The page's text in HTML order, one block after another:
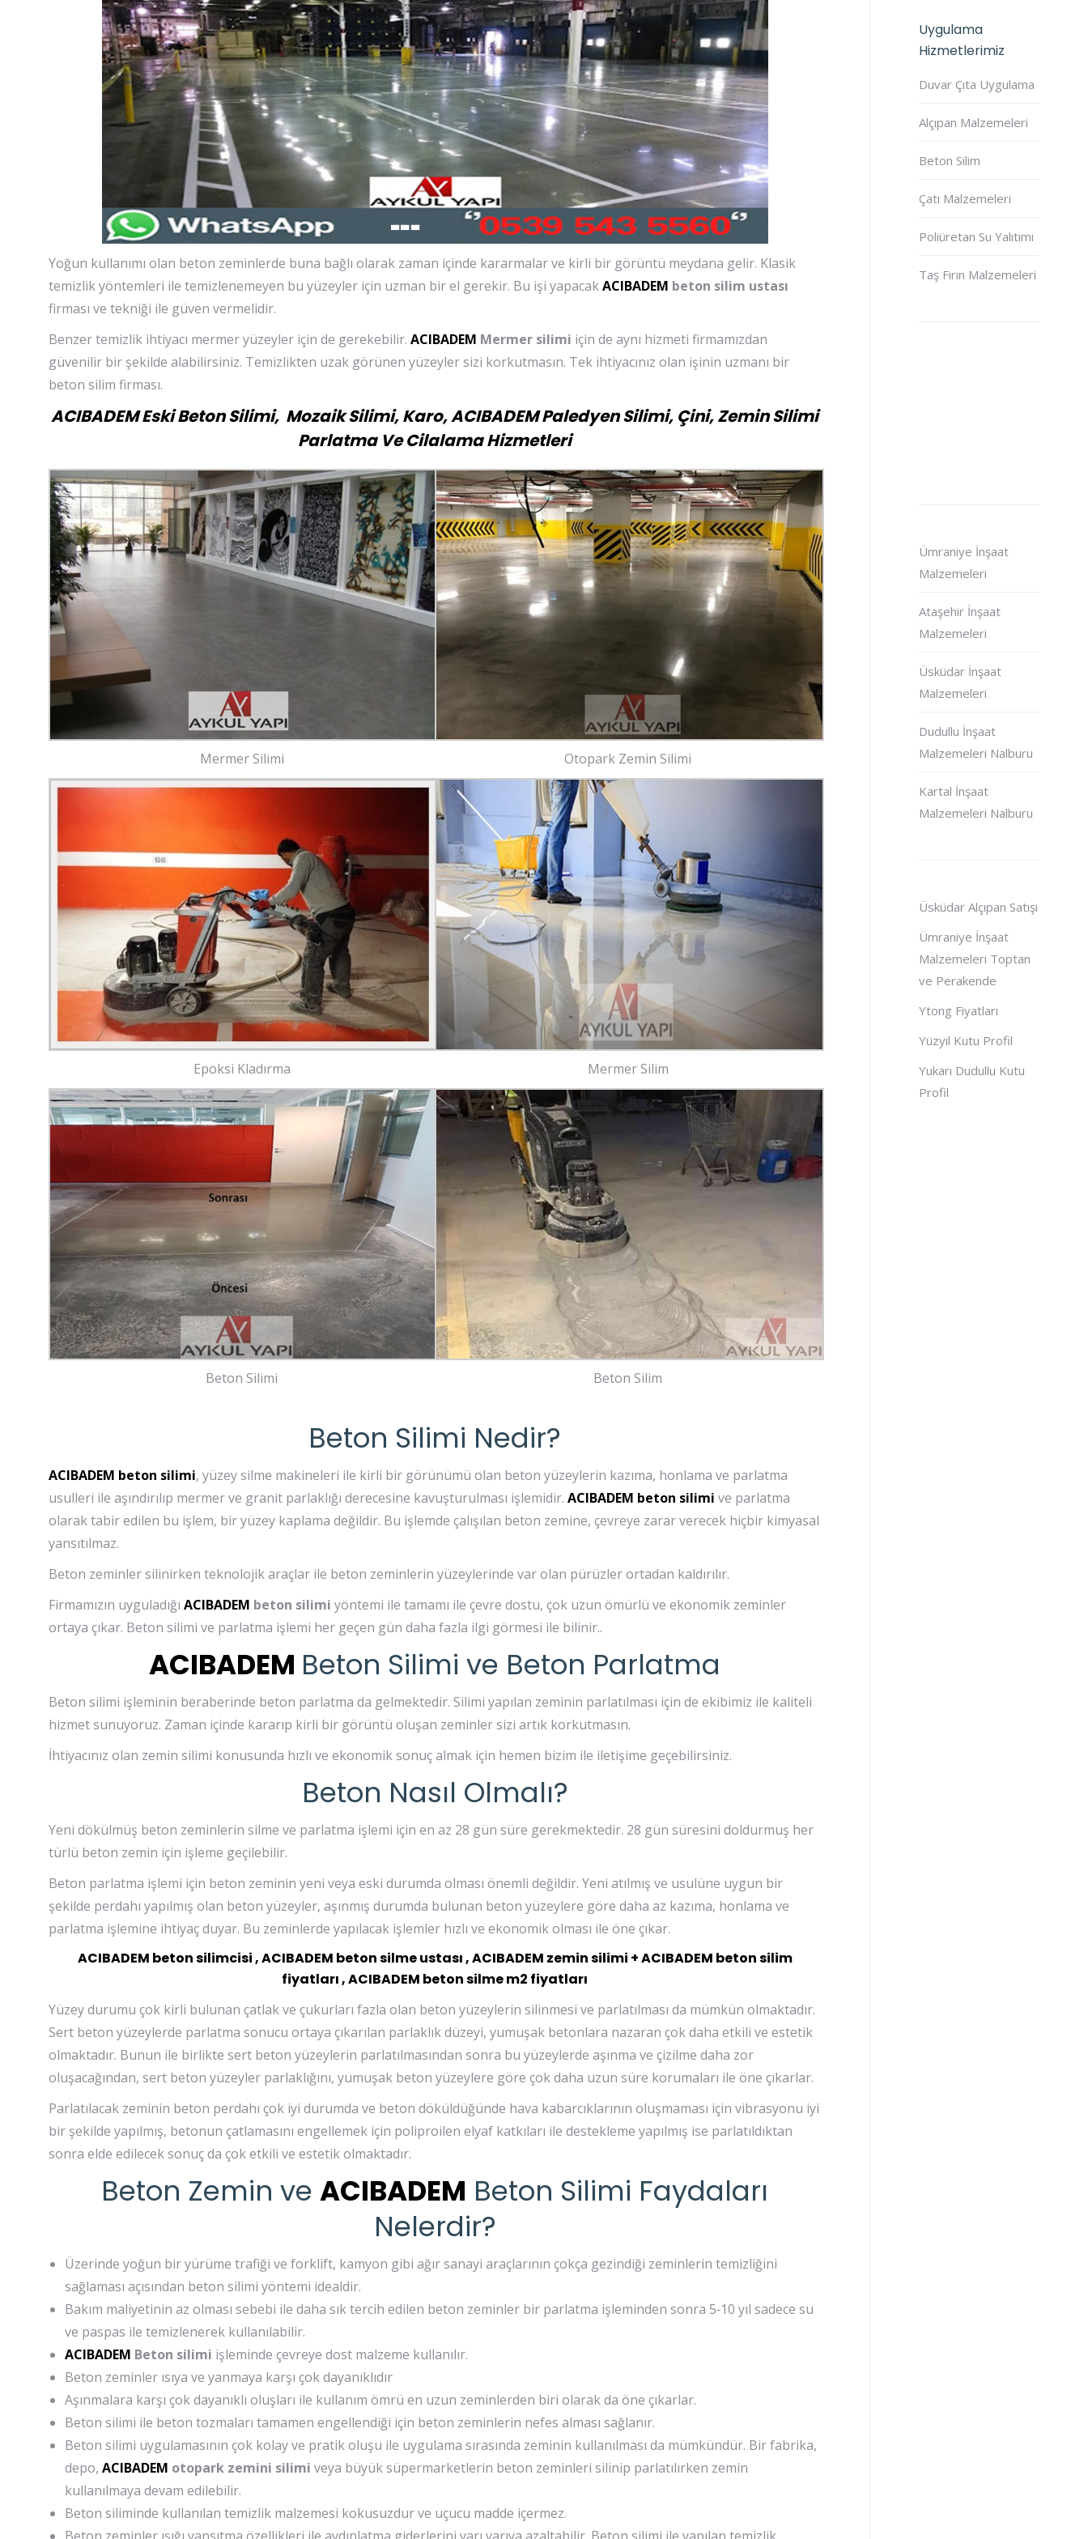
Yoğun kullanımı olan beton zeminlerde buna bağlı olarak zaman içinde kararmalar ve kirli bir görüntü meydana gelir. Klasik
temizlik yöntemleri ile temizlenemeyen bu yüzeyler için uzman bir el gerekir. Bu işi yapacakACIBADEM beton silim ustası
firması ve tekniği ile güven vermelidir.
Benzer temizlik ihtiyacı mermer yüzeyler için de gerekebilir. ACIBADEM Mermer silimi için de aynı hizmeti firmamızdan
güvenilir bir şekilde alabilirsiniz. Temizlikten uzak görünen yüzeyler sizi korkutmasın. Tek ihtiyacınız olan işinin uzmanı bir
beton silim firması.
ACIBADEM Eski Beton Silimi, Mozaik Silimi, Karo, ACIBADEM Paledyen Silimi, Çini, Zemin Silimi
Parlatma Ve Cilalama Hizmetleri
Mermer Silimi Otopark Zemin Silimi
Epoksi Kladırma Mermer Silim
Beton Silimi Beton Silim
Beton Silimi Nedir?
ACIBADEM beton silimi, yüzey silme makineleri ile kirli bir görünümü olan beton yüzeylerin kazıma, honlama ve parlatma
usulleri ile aşındırılıp mermer ve granit parlaklığı derecesine kavuşturulması işlemidir. ACIBADEM beton silimi ve parlatma
olarak tabir edilen bu işlem, bir yüzey kaplama değildir. Bu işlemde çalışılan beton zemine, çevreye zarar verecek hiçbir kimyasal
yansıtılmaz.
Beton zeminler silinirken teknolojik araçlar ile beton zeminlerin yüzeylerinde var olan pürüzler ortadan kaldırılır.
Firmamızın uyguladığı ACIBADEM beton silimi yöntemi ile tamamı ile çevre dostu, çok uzun ömürlü ve ekonomik zeminler
ortaya çıkar. Beton silimi ve parlatma işlemi her geçen gün daha fazla ilgi görmesi ile bilinir..
ACIBADEM Beton Silimi ve Beton Parlatma
Beton silimi işleminin beraberinde beton parlatma da gelmektedir. Silimi yapılan zeminin parlatılması için de ekibimiz ile kaliteli
hizmet sunuyoruz. Zaman içinde kararıp kirli bir görüntü oluşan zeminler sizi artık korkutmasın.
İhtiyacınız olan zemin silimi konusunda hızlı ve ekonomik sonuç almak için hemen bizim ile iletişime geçebilirsiniz.
Beton Nasıl Olmalı?
Yeni dökülmüş beton zeminlerin silme ve parlatma işlemi için en az 28 gün süre gerekmektedir. 28 gün süresini doldurmuş her
türlü beton zemin için işleme geçilebilir.
Beton parlatma işlemi için beton zeminin yeni veya eski durumda olması önemli değildir. Yeni atılmış ve usulüne uygun bir
şekilde perdahı yapılmış olan beton yüzeyler, aşınmış durumda bulunan beton yüzeylere göre daha az kazıma, honlama ve
parlatma işlemine ihtiyaç duyar. Bu zeminlerde yapılacak işlemler hızlı ve ekonomik olması ile öne çıkar.
ACIBADEM beton silimcisi , ACIBADEM beton silme ustası , ACIBADEM zemin silimi + ACIBADEM beton silim
fiyatları , ACIBADEM beton silme m2 fiyatları
Yüzey durumu çok kirli bulunan çatlak ve çukurları fazla olan beton yüzeylerin silinmesi ve parlatılması da mümkün olmaktadır.
Sert beton yüzeylerde parlatma sonucu ortaya çıkarılan parlaklık düzeyi, yumuşak betonlara nazaran çok daha etkili ve estetik
olmaktadır. Bunun ile birlikte sert beton yüzeylerin parlatılmasından sonra bu yüzeylerde aşınma ve çizilme daha zor
oluşacağından, sert beton yüzeyler parlaklığını, yumuşak beton yüzeylere göre çok daha uzun süre korumaları ile öne çıkarlar.
Parlatılacak zeminin beton perdahı çok iyi durumda ve beton döküldüğünde hava kabarcıklarının oluşmaması için vibrasyonu iyi
bir şekilde yapılmış, betonun çatlamasını engellemek için poliproilen elyaf katkıları ile destekleme yapılmış ise parlatıldıktan
sonra elde edilecek sonuç da çok etkili ve estetik olmaktadır.
Beton Zemin ve ACIBADEM Beton Silimi Faydaları
Nelerdir?
Üzerinde yoğun bir yürüme trafiği ve forklift, kamyon gibi ağır sanayi araçlarının çokça gezindiği zeminlerin temizliğini
sağlaması açısından beton silimi yöntemi idealdir.
Bakım maliyetinin az olması sebebi ile daha sık tercih edilen beton zeminler bir parlatma işleminden sonra 5‐10 yıl sadece su
ve paspas ile temizlenerek kullanılabilir.
ACIBADEM Beton silimi işleminde çevreye dost malzeme kullanılır.
Beton zeminler ısıya ve yanmaya karşı çok dayanıklıdır
Aşınmalara karşı çok dayanıklı oluşları ile kullanım ömrü en uzun zeminlerden biri olarak da öne çıkarlar.
Beton silimi ile beton tozmaları tamamen engellendiği için beton zeminlerin nefes alması sağlanır.
Beton silimi uygulamasının çok kolay ve pratik oluşu ile uygulama sırasında zeminin kullanılması da mümkündür. Bir fabrika,
depo, ACIBADEM otopark zemini silimi veya büyük süpermarketlerin beton zeminleri silinip parlatılırken zemin
kullanılmaya devam edilebilir.
Beton siliminde kullanılan temizlik malzemesi kokusuzdur ve uçucu madde içermez.
Uygulama
Hizmetlerimiz
Duvar Çıta Uygulama
Alçıpan Malzemeleri
Beton Silim
Çatı Malzemeleri
Poliüretan Su Yalıtımı
Taş Fırın Malzemeleri
Ümraniye İnşaat
Malzemeleri
Ataşehir İnşaat
Malzemeleri
Üsküdar İnşaat
Malzemeleri
Dudullu İnşaat
Malzemeleri Nalburu
Kartal İnşaat
Malzemeleri Nalburu
Üsküdar Alçıpan Satışı
Ümraniye İnşaat
Malzemeleri Toptan
ve Perakende
Ytong Fiyatları
Yüzyıl Kutu Profil
Yukarı Dudullu Kutu
Profil